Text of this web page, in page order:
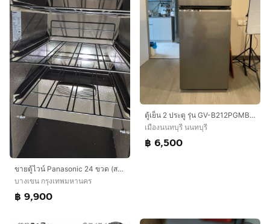
ขายตู้ไวน์ Panasonic 24 ขวด (สภาพนางฟ้า) เหมือนใหม่ ใช้งานมือเดียว 9,900 บาท
บางเขน กรุงเทพมหานคร
฿ 9,900
ตู้เย็น 2 ประตู รุ่น GV-B212PGMB ขนาด 7.7 คิว สภาพเหมือนใหม่
เมืองนนทบุรี นนทบุรี
฿ 6,500